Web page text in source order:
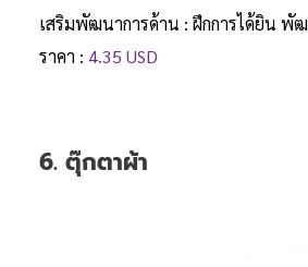
เสริมพัฒนาการด้าน : ฝึกการได้ยิน พั
ราคา : 4.35 USD
6. ตุ๊กตาผ้า